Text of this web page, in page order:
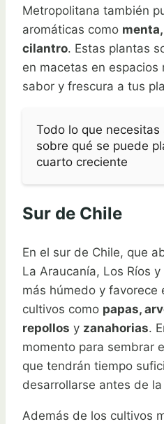
Metropolitana también
aromáticas como
cilantro. Estas plantas
en macetas en
sabor y frescura a tus
Todo lo que necesitas
sobre qué se puede
cuarto creciente
Sur de Chile
En el sur de Chile, que
La Araucanía, Los Ríos
más húmedo y favorece
cultivos como papas,
repollos y zanahorias.
momento para sembrar
que tendrán tiempo
desarrollarse antes de
Además de los cultivos